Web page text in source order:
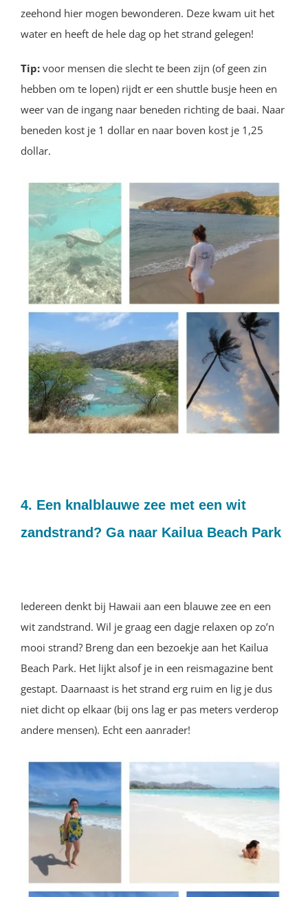
zeehond hier mogen bewonderen. Deze kwam uit het
water en heeft de hele dag op het strand gelegen!
Tip: voor mensen die slecht te been zijn (of geen zin
hebben om te lopen) rijdt er een shuttle busje heen en
weer van de ingang naar beneden richting de baai. Naar
beneden kost je 1 dollar en naar boven kost je 1,25
dollar.
4. Een knalblauwe zee met een wit
zandstrand? Ga naar Kailua Beach Park
Iedereen denkt bij Hawaii aan een blauwe zee en een
wit zandstrand. Wil je graag een dagje relaxen op zo’n
mooi strand? Breng dan een bezoekje aan het Kailua
Beach Park. Het lijkt alsof je in een reismagazine bent
gestapt. Daarnaast is het strand erg ruim en lig je dus
niet dicht op elkaar (bij ons lag er pas meters verderop
andere mensen). Echt een aanrader!